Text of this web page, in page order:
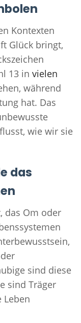
Kontexten
Glück bringt,
13 in vielen
während
hat. Das
wie wir sie
das
das Om oder
sind diese
sind Träger
Leben